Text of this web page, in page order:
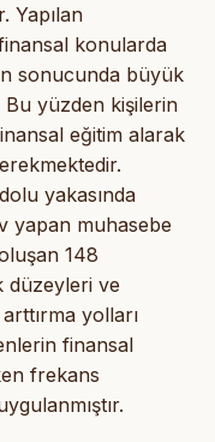
Yapılan
konularda
sonucunda büyük
Bu yüzden kişilerin
eğitim alarak
yakasında
yapan muhasebe
148
düzeyleri ve
yolları
finansal
frekans